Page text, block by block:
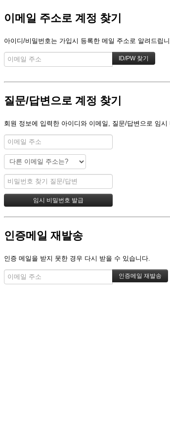
이메일 주소로 계정 찾기
아이디/비밀번호는 가입시 등록한 메일 주소로 알려드립
질문/답변으로 계정 찾기
회원 정보에 입력한 아이디와 이메일, 질문/답변으로 임
인증메일 재발송
인증 메일을 받지 못한 경우 다시 받을 수 있습니다.